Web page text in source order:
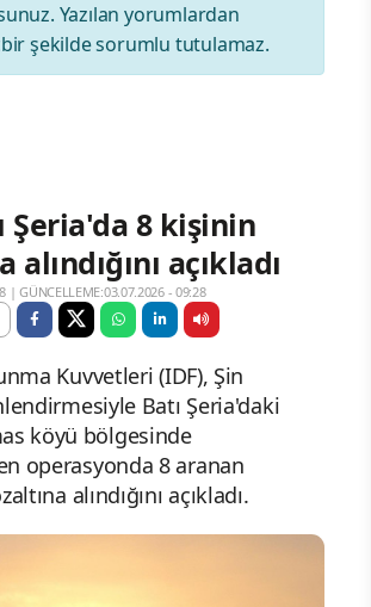
Yazılan yorumlardan
şekilde sorumlu tutulamaz.
Şeria'da 8 kişinin
alındığını açıkladı
|GÜNCELLEME:03.07.2026 - 09:28
Kuvvetleri (IDF), Şin
Batı Şeria'daki
köyü bölgesinde
operasyonda 8 aranan
alındığını açıkladı.